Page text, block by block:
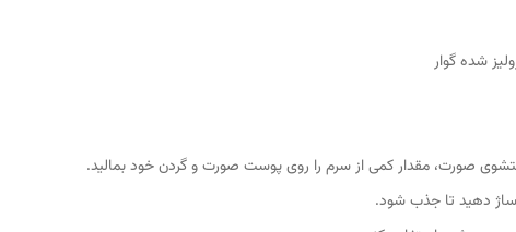
شده گوار
صورت، مقدار کمی از سرم را روی پوست صورت و گردن خود بمالید.
دهید تا جذب شود.